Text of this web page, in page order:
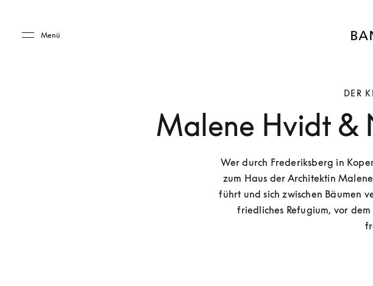
Menü
DER
Malene Hvidt &
Wer durch Frederiksberg in
zum Haus der Architektin
führt und sich zwischen Bäumen
friedliches Refugium, vor